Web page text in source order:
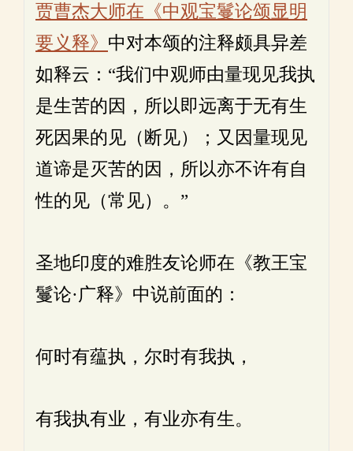
贾曹杰大师在《中观宝鬘论颂显明
要义释》 中对本颂的注释颇具异差
如释云：“我们中观师由量现见我执
是生苦的因，所以即远离于无有生
死因果的见（断见）；又因量现见
道谛是灭苦的因，所以亦不许有自
性的见（常见）。”
圣地印度的难胜友论师在《教王宝
鬘论·广释》中说前面的：
何时有蕴执，尔时有我执，
有我执有业，有业亦有生。